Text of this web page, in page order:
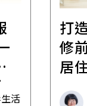
活
打
修
居